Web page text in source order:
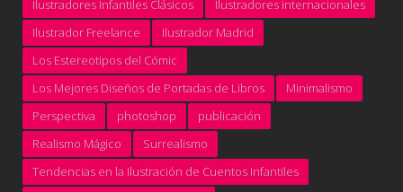
Ilustradores Infantiles Clásicos
Ilustradores internacionales
Ilustrador Freelance
Ilustrador Madrid
Los Estereotipos del Cómic
Los Mejores Diseños de Portadas de Libros
Minimalismo
Perspectiva
photoshop
publicación
Realismo Mágico
Surrealismo
Tendencias en la Ilustración de Cuentos Infantiles